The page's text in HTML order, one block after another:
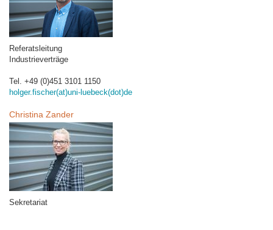
Referatsleitung
Industrieverträge
Tel. +49 (0)451 3101 1150
holger.fischer(at)uni-luebeck(dot)de
Christina Zander
Sekretariat